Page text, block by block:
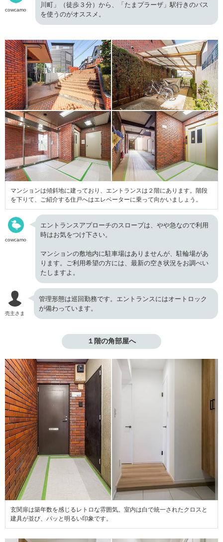
cowcamo
川町」（徒歩３分）から、「たまプラーザ」駅行きのバス
を使うのがオススメ。
マンションは傾斜地に建っており、エントランスは２階にあります。階段
を下りて、ご紹介する住戸へはエレベーターに乗って向かいましょう。
cowcamo
エントランスアプローチのスロープは、やや急なので利用
時はお気をつけ下さい。
マンションの敷地内に駐車場はありませんが、駐輪場があ
ります。ご利用希望の方には、最新の空き状況をお調べい
たしますよ。
売主さま
管理形態は巡回勤務です。エントランスにはオートロック
が備わっています。
１階の角部屋へ
玄関扉は築年数を感じるレトロな雰囲気。室内は白で統一されたクロスと
建具が並び、パッと明るい印象です。